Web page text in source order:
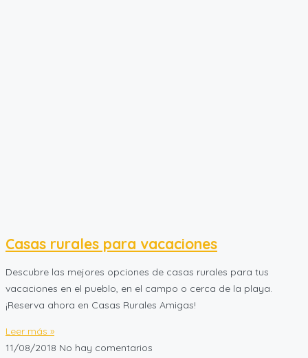
Casas rurales para vacaciones
Descubre las mejores opciones de casas rurales para tus
vacaciones en el pueblo, en el campo o cerca de la playa.
¡Reserva ahora en Casas Rurales Amigas!
Leer más »
11/08/2018 No hay comentarios